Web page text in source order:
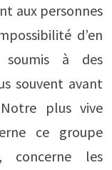
aux personnes
d’en
à des
souvent avant
plus vive
ce groupe
concerne les